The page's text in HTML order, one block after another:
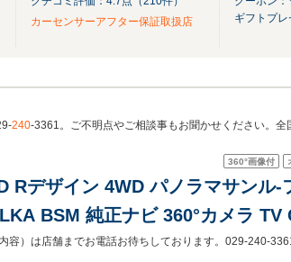
カーセンサーアフター保証取扱店
ギフトプ
240-3361。ご不明点やご相談事もお聞かせください。
360°画像付
Rデザイン 4WD パノラマサンル
TV CarPlay 半革 Sヒ-タ- M付
アリングヒ-タ- LED オ-トハイビ